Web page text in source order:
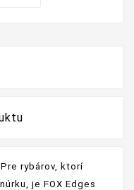
rybárov, ktorí
je FOX Edges